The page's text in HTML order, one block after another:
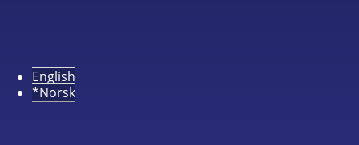
English
*Norsk